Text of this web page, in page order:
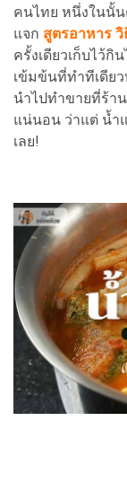
คนไทย หนึ่งในนั้
แจก สูตรอาหาร
ครั้งเดียวเก็บไว้กิ
เข้มข้นที่ทำทีเดีย
นำไปทำขายที่ร้า
แน่นอน ว่าแต่ น้ำ
เลย!